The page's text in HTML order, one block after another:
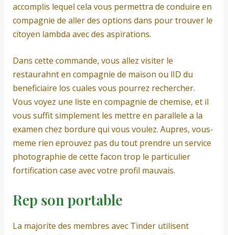
accomplis lequel cela vous permettra de conduire en
compagnie de aller des options dans pour trouver le
citoyen lambda avec des aspirations.
Dans cette commande, vous allez visiter le
restaurahnt en compagnie de maison ou lID du
beneficiaire los cuales vous pourrez rechercher.
Vous voyez une liste en compagnie de chemise, et il
vous suffit simplement les mettre en parallele a la
examen chez bordure qui vous voulez. Aupres, vous-
meme rien eprouvez pas du tout prendre un service
photographie de cette facon trop le particulier
fortification case avec votre profil mauvais.
Rep son portable
La majorite des membres avec Tinder utilisent